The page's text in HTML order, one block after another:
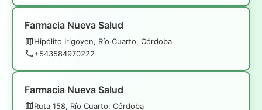
Farmacia Nueva Salud
Hipólito Irigoyen, Río Cuarto, Córdoba
+543584970222
Farmacia Nueva Salud
Ruta 158, Río Cuarto, Córdoba